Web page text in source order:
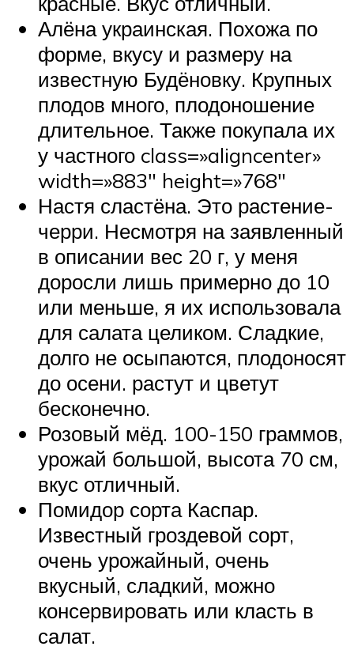
Алёна украинская. Похожа по
форме, вкусу и размеру на
известную Будёновку. Крупных
плодов много, плодоношение
длительное. Также покупала их
у частного class=»aligncenter»
width=»883″ height=»768″
Настя сластёна. Это растение-
черри. Несмотря на заявленный
в описании вес 20 г, у меня
доросли лишь примерно до 10
или меньше, я их использовала
для салата целиком. Сладкие,
долго не осыпаются, плодоносят
до осени. растут и цветут
бесконечно.
Розовый мёд. 100-150 граммов,
урожай большой, высота 70 см,
вкус отличный.
Помидор сорта Каспар.
Известный гроздевой сорт,
очень урожайный, очень
вкусный, сладкий, можно
консервировать или класть в
салат.